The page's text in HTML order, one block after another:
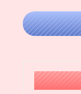
2024年03月
2024年02月
2023年12月